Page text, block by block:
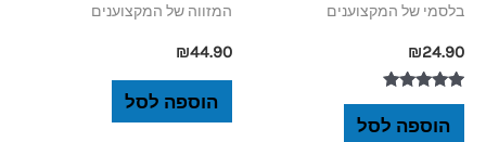
בלסמי של המקצוענים
₪24.90
דורג
מתוך 5
הוספה לסל
המזווה של המקצוענים
₪44.90
הוספה לסל